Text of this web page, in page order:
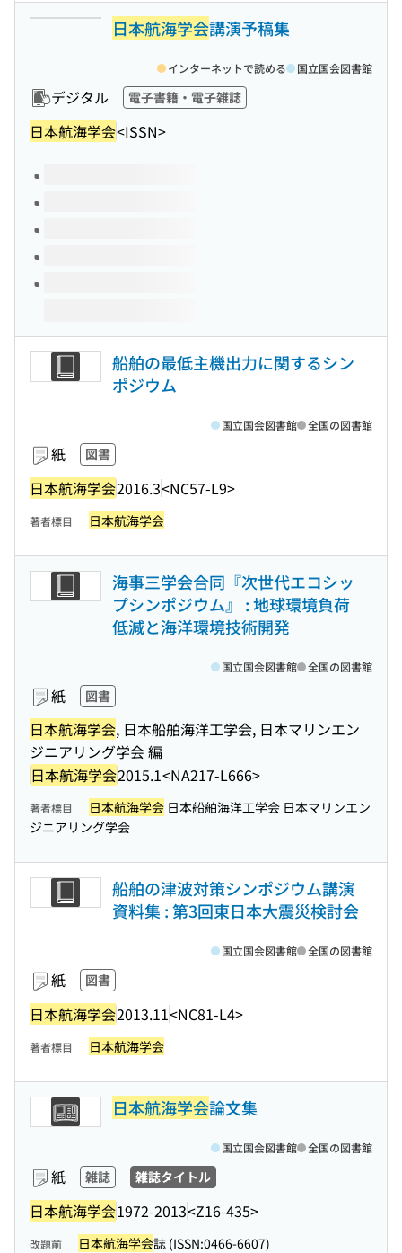
日本航海学会講演予稿集
デジタル 電子書籍・電子雑誌
日本航海学会<ISSN>
インターネットで読める 国立国会図書館
このタイトルの巻号
船舶の最低主機出力に関するシン
ポジウム
紙 図書
日本航海学会2016.3<NC57-L9>
国立国会図書館 全国の図書館
著者標目 日本航海学会
海事三学会合同『次世代エコシッ
プシンポジウム』 : 地球環境負荷
低減と海洋環境技術開発
紙 図書
日本航海学会, 日本船舶海洋工学会, 日本マリンエン
ジニアリング学会 編
日本航海学会2015.1<NA217-L666>
国立国会図書館 全国の図書館
著者標目 日本航海学会 日本船舶海洋工学会 日本マリンエン
ジニアリング学会
船舶の津波対策シンポジウム講演
資料集 : 第3回東日本大震災検討会
紙 図書
日本航海学会2013.11<NC81-L4>
国立国会図書館 全国の図書館
著者標目 日本航海学会
日本航海学会論文集
紙 雑誌 雑誌タイトル
日本航海学会1972-2013<Z16-435>
国立国会図書館 全国の図書館
改題前 日本航海学会誌 (ISSN:0466-6607)